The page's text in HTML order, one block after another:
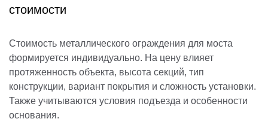
стоимости
Стоимость металлического ограждения для моста
формируется индивидуально. На цену влияет
протяженность объекта, высота секций, тип
конструкции, вариант покрытия и сложность установки.
Также учитываются условия подъезда и особенности
основания.